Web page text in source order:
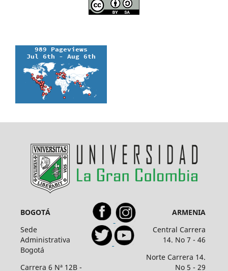
BOGOTÁ
Sede
Administrativa
Bogotá
Carrera 6 Nª 12B -
ARMENIA
Central Carrera
14. No 7 - 46
Norte Carrera 14.
No 5 - 29